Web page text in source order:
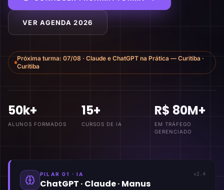
VER AGENDA 2026
Próxima turma:07/08 ·Claude e ChatGPT na Prática — Curitiba ·
Curitiba
50k+
ALUNOS FORMADOS
15+
CURSOS DE IA
R$ 80M+
EM TRÁFEGO
GERENCIADO
PILAR 01 · IA
ChatGPT · Claude · Manus
v2.4